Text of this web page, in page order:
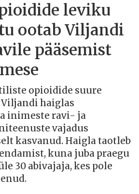
leviku
ootab Viljandi
pääsemist
opioidide suure
haiglas
inimeste ravi- ja
vajadus
kasvanud. Haigla taotleb
kuna juba praegu
30 abivajaja, kes pole